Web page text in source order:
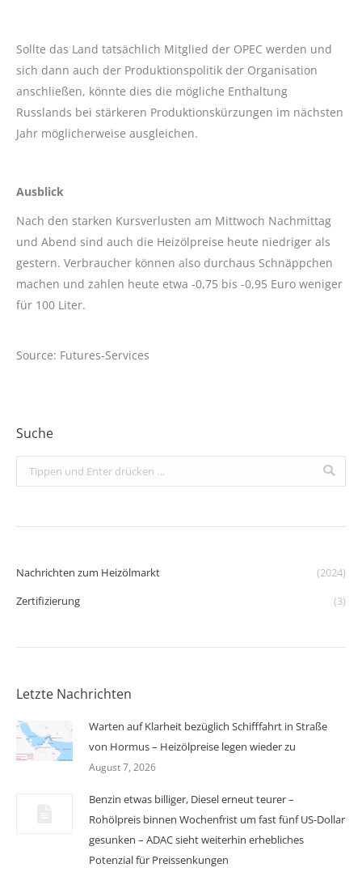
Sollte das Land tatsächlich Mitglied der OPEC werden und
sich dann auch der Produktionspolitik der Organisation
anschließen, könnte dies die mögliche Enthaltung
Russlands bei stärkeren Produktionskürzungen im nächsten
Jahr möglicherweise ausgleichen.
Ausblick
Nach den starken Kursverlusten am Mittwoch Nachmittag
und Abend sind auch die Heizölpreise heute niedriger als
gestern. Verbraucher können also durchaus Schnäppchen
machen und zahlen heute etwa -0,75 bis -0,95 Euro weniger
für 100 Liter.
Source: Futures-Services
Suche
Search:
Nachrichten zum Heizölmarkt
(2024)
Zertifizierung
(3)
Letzte Nachrichten
Warten auf Klarheit bezüglich Schifffahrt in Straße
von Hormus – Heizölpreise legen wieder zu
August 7, 2026
Benzin etwas billiger, Diesel erneut teurer –
Rohölpreis binnen Wochenfrist um fast fünf US-Dollar
gesunken – ADAC sieht weiterhin erhebliches
Potenzial für Preissenkungen